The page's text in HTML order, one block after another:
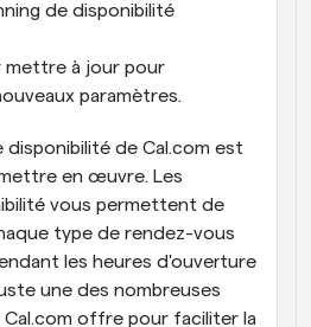
de disponibilité
mettre à jour pour
paramètres.
de Cal.com est
en œuvre. Les
vous permettent de
type de rendez-vous
les heures d'ouverture
une des nombreuses
offre pour faciliter la